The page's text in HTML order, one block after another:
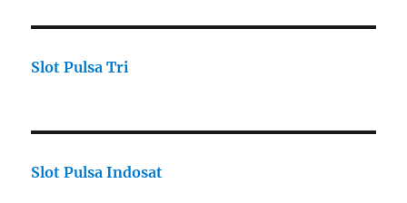
Slot Pulsa Tri
Slot Pulsa Indosat